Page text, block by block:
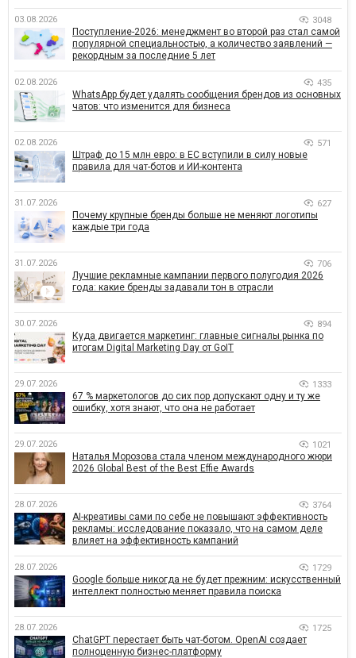
03.08.2026 3048
Поступление-2026: менеджмент во второй раз стал самой
популярной специальностью, а количество заявлений —
рекордным за последние 5 лет
02.08.2026 435
WhatsApp будет удалять сообщения брендов из основных
чатов: что изменится для бизнеса
02.08.2026 571
Штраф до 15 млн евро: в ЕС вступили в силу новые
правила для чат-ботов и ИИ-контента
31.07.2026 627
Почему крупные бренды больше не меняют логотипы
каждые три года
31.07.2026 706
Лучшие рекламные кампании первого полугодия 2026
года: какие бренды задавали тон в отрасли
30.07.2026 894
Куда двигается маркетинг: главные сигналы рынка по
итогам Digital Marketing Day от GoIT
29.07.2026 1333
67 % маркетологов до сих пор допускают одну и ту же
ошибку, хотя знают, что она не работает
29.07.2026 1021
Наталья Морозова стала членом международного жюри
2026 Global Best of the Best Effie Awards
28.07.2026 3764
AI-креативы сами по себе не повышают эффективность
рекламы: исследование показало, что на самом деле
влияет на эффективность кампаний
28.07.2026 1729
Google больше никогда не будет прежним: искусственный
интеллект полностью меняет правила поиска
28.07.2026 1725
ChatGPT перестает быть чат-ботом. OpenAI создает
полноценную бизнес-платформу